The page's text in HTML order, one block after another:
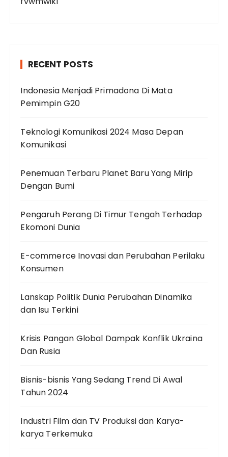
RECENT POSTS
Indonesia Menjadi Primadona Di Mata
Pemimpin G20
Teknologi Komunikasi 2024 Masa Depan
Komunikasi
Penemuan Terbaru Planet Baru Yang Mirip
Dengan Bumi
Pengaruh Perang Di Timur Tengah Terhadap
Ekomoni Dunia
E-commerce Inovasi dan Perubahan Perilaku
Konsumen
Lanskap Politik Dunia Perubahan Dinamika
dan Isu Terkini
Krisis Pangan Global Dampak Konflik Ukraina
Dan Rusia
Bisnis-bisnis Yang Sedang Trend Di Awal
Tahun 2024
Industri Film dan TV Produksi dan Karya-
karya Terkemuka